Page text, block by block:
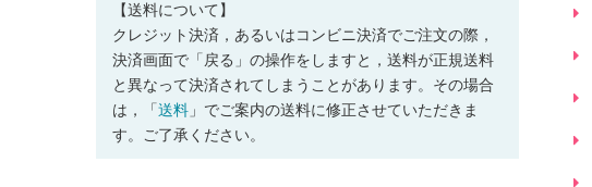
【送料について】
クレジット決済，あるいはコンビニ決済でご注文の際，
決済画面で「戻る」の操作をしますと，送料が正規送料
と異なって決済されてしまうことがあります。その場合
は，「送料 」でご案内の送料に修正させていただきま
す。ご了承ください。